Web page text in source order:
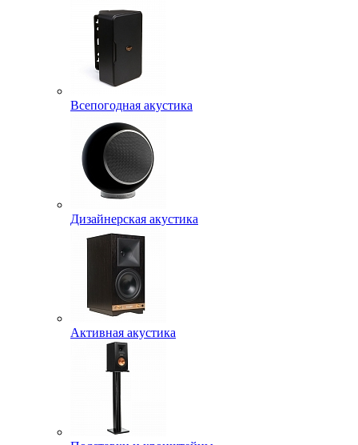
Всепогодная акустика
Дизайнерская акустика
Активная акустика